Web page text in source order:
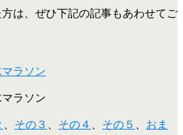
は、ぜひ下記の記事もあわせてご
ラソン
ラソン
、 その３ 、 その４ 、 その５ 、 おま